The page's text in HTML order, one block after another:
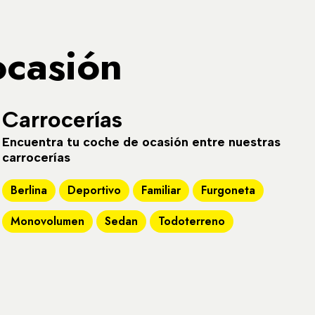
Carrocerías
Encuentra tu coche de ocasión entre nuestras
carrocerías
Berlina Deportivo Familiar
Furgoneta
Monovolumen
Sedan Todoterreno